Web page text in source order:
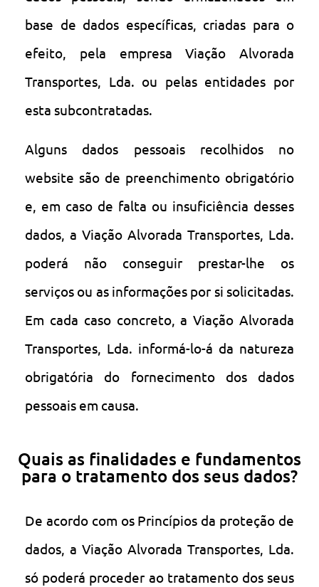
base de dados específicas, criadas para o
efeito, pela empresa Viação Alvorada
Transportes, Lda. ou pelas entidades por
esta subcontratadas.
Alguns dados pessoais recolhidos no
website são de preenchimento obrigatório
e, em caso de falta ou insuficiência desses
dados, a Viação Alvorada Transportes, Lda.
poderá não conseguir prestar-lhe os
serviços ou as informações por si solicitadas.
Em cada caso concreto, a Viação Alvorada
Transportes, Lda. informá-lo-á da natureza
obrigatória do fornecimento dos dados
pessoais em causa.
Quais as finalidades e fundamentos
para o tratamento dos seus dados?
De acordo com os Princípios da proteção de
dados, a Viação Alvorada Transportes, Lda.
só poderá proceder ao tratamento dos seus